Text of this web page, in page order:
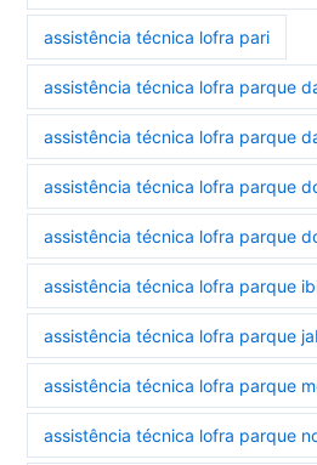
assistência técnica lofra pari
assistência técnica lofra parque
assistência técnica lofra parque
assistência técnica lofra parque
assistência técnica lofra parque
assistência técnica lofra parque
assistência técnica lofra parque
assistência técnica lofra parque
assistência técnica lofra parque